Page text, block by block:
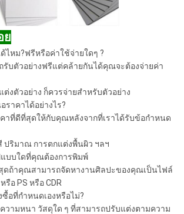
ย
ด้ไหม?ฟรีหรือค่าใช้จ่ายใดๆ ?
รับตัวอย่างฟรีแต่คล้ายกันได้คุณจะต้องจ่ายค่า
งตัวอย่าง ก็ควรจ่ายสำหรับตัวอย่าง
ราคาได้อย่างไร?
คาที่ดีที่สุดให้กับคุณหลังจากที่เราได้รับข้อกำหนด
ปริมาณ การตกแต่งพื้นผิว ฯลฯ
แบบใดที่คุณต้องการพิมพ์
ดถ้าคุณสามารถจัดหางานศิลปะของคุณเป็นไฟล์
รือ PS หรือ CDR
อที่กำหนดเองหรือไม่?
วามหนา วัสดุใด ๆ ที่สามารถปรับแต่งตามความ